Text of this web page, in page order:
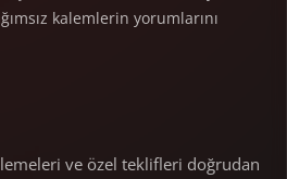
kalemlerin yorumlarını
ve özel teklifleri doğrudan